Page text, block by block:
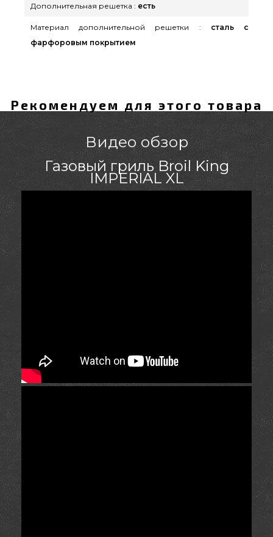
Дополнительная решетка : есть
Материал дополнительной решетки :
сталь с
фарфоровым покрытием
Рекомендуем для этого товара
Видео обзор
Газовый гриль Broil King
IMPERIAL XL